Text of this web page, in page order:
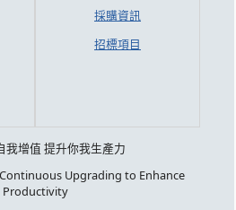
採購資訊
招標項目
我增值 提升你我生產力
Upgrading to Enhance
Productivity